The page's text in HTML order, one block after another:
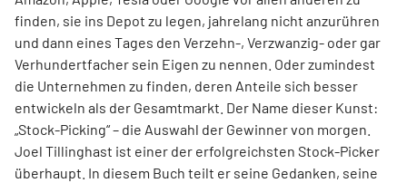
finden, sie ins Depot zu legen, jahrelang nicht anzurühren
und dann eines Tages den Verzehn-, Verzwanzig- oder gar
Verhundertfacher sein Eigen zu nennen. Oder zumindest
die Unternehmen zu finden, deren Anteile sich besser
entwickeln als der Gesamtmarkt. Der Name dieser Kunst:
„Stock-Picking“ – die Auswahl der Gewinner von morgen.
Joel Tillinghast ist einer der erfolgreichsten Stock-Picker
überhaupt. In diesem Buch teilt er seine Gedanken, seine